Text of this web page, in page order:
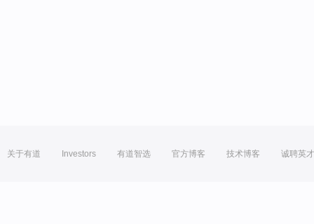
关于有道 Investors 有道智选 官方博客 技术博客 诚聘英才